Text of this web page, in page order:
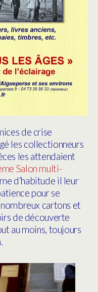
de crise
les collectionneurs
les attendaient
Salon multi-
d’habitude il leur
pour se
cartons et
de découverte
au moins, toujours